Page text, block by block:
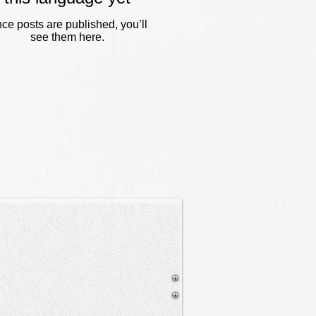
posts are published, you’ll
see them here.